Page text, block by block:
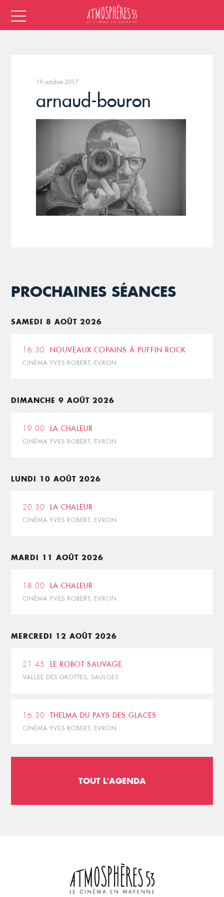
19 octobre 2017
arnaud-bouron
PROCHAINES SÉANCES
SAMEDI 8 AOÛT 2026
16:30 NOUVEAUX COPAINS À PUFFIN ROCK
CINÉMA YVES ROBERT, EVRON
DIMANCHE 9 AOÛT 2026
19:00 LA CHALEUR
CINÉMA YVES ROBERT, EVRON
LUNDI 10 AOÛT 2026
20:30 LA CHALEUR
CINÉMA YVES ROBERT, EVRON
MARDI 11 AOÛT 2026
18:00 LA CHALEUR
CINÉMA YVES ROBERT, EVRON
MERCREDI 12 AOÛT 2026
21:45 LE ROBOT SAUVAGE
VALLÉE DES GROTTES, SAULGES
16:30 THELMA DU PAYS DES GLACES
CINÉMA YVES ROBERT, EVRON
TOUT L'AGENDA